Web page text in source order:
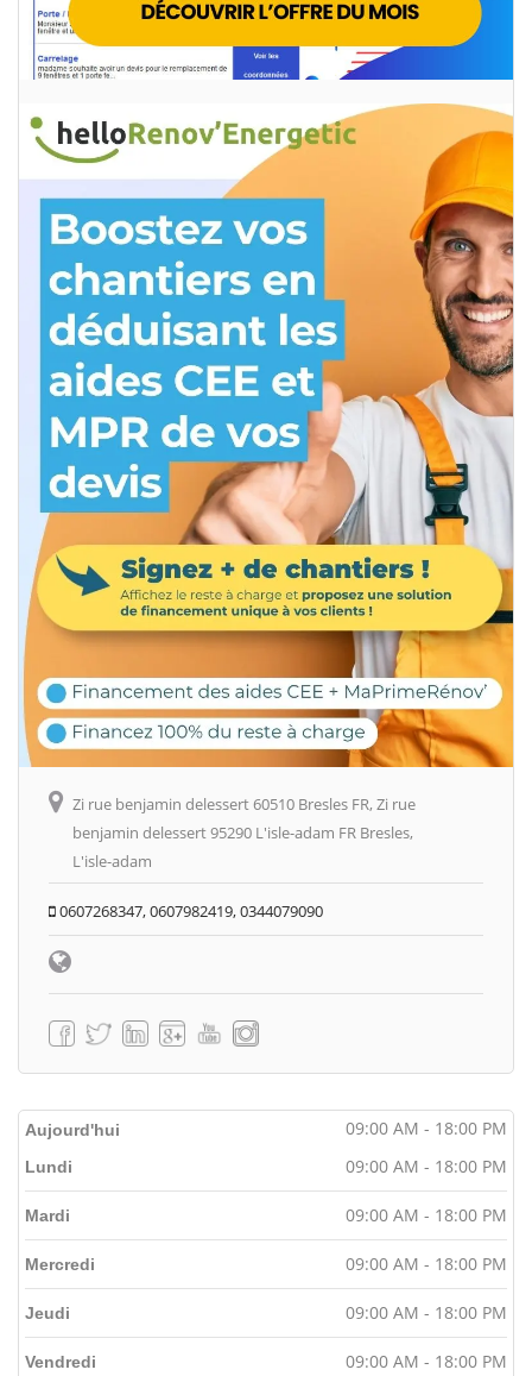
Zi rue benjamin delessert 60510 Bresles FR, Zi rue
benjamin delessert 95290 L'isle-adam FR Bresles,
L'isle-adam
0607268347, 0607982419, 0344079090
Aujourd'hui 09:00 AM - 18:00 PM
Lundi 09:00 AM - 18:00 PM
Mardi 09:00 AM - 18:00 PM
Mercredi 09:00 AM - 18:00 PM
Jeudi 09:00 AM - 18:00 PM
Vendredi 09:00 AM - 18:00 PM